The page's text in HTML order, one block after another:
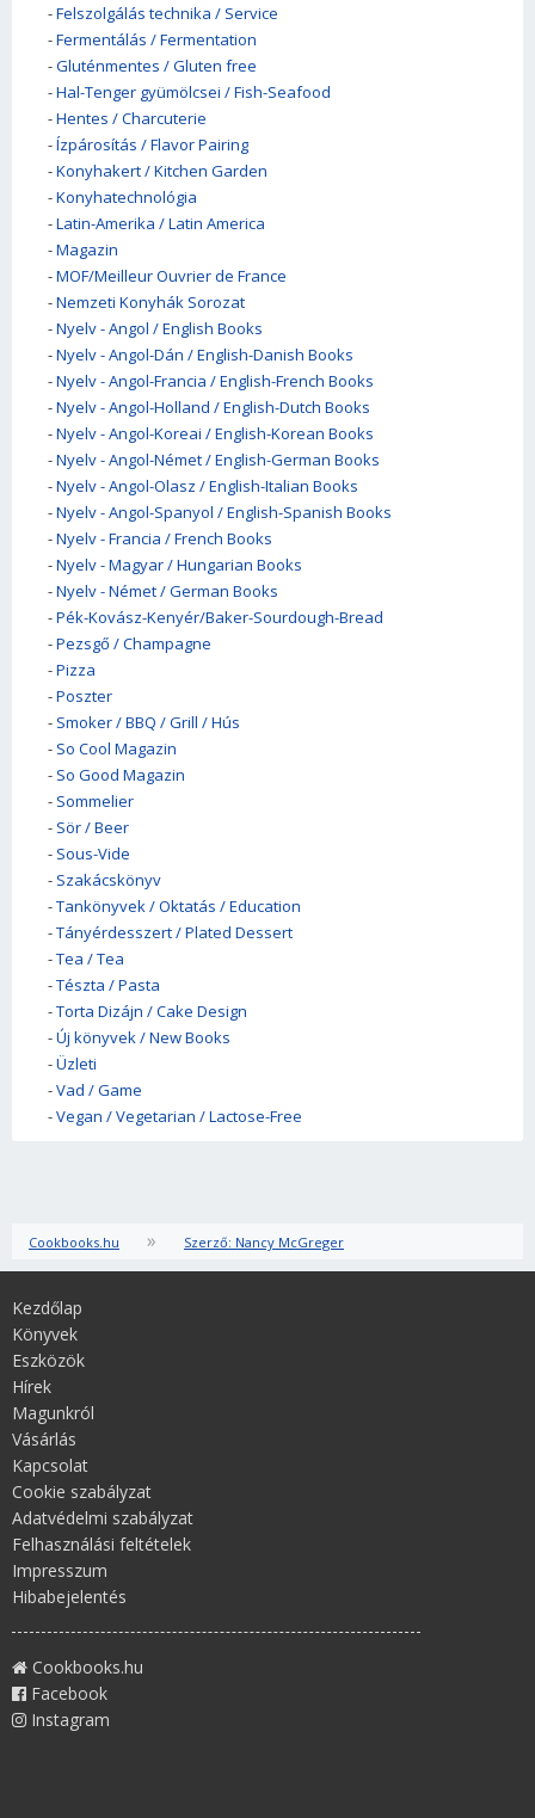
-Felszolgálás technika / Service
-Fermentálás / Fermentation
-Gluténmentes / Gluten free
-Hal-Tenger gyümölcsei / Fish-Seafood
-Hentes / Charcuterie
-Ízpárosítás / Flavor Pairing
-Konyhakert / Kitchen Garden
-Konyhatechnológia
-Latin-Amerika / Latin America
-Magazin
-MOF/Meilleur Ouvrier de France
-Nemzeti Konyhák Sorozat
-Nyelv - Angol / English Books
-Nyelv - Angol-Dán / English-Danish Books
-Nyelv - Angol-Francia / English-French Books
-Nyelv - Angol-Holland / English-Dutch Books
-Nyelv - Angol-Koreai / English-Korean Books
-Nyelv - Angol-Német / English-German Books
-Nyelv - Angol-Olasz / English-Italian Books
-Nyelv - Angol-Spanyol / English-Spanish Books
-Nyelv - Francia / French Books
-Nyelv - Magyar / Hungarian Books
-Nyelv - Német / German Books
-Pék-Kovász-Kenyér/Baker-Sourdough-Bread
-Pezsgő / Champagne
-Pizza
-Poszter
- Smoker / BBQ / Grill / Hús
- So Cool Magazin
- So Good Magazin
- Sommelier
- Sör / Beer
- Sous-Vide
- Szakácskönyv
-Tankönyvek / Oktatás / Education
-Tányérdesszert / Plated Dessert
-Tea / Tea
-Tészta / Pasta
-Torta Dizájn / Cake Design
-Új könyvek / New Books
-Üzleti
-Vad / Game
-Vegan / Vegetarian / Lactose-Free
Cookbooks.hu » Szerző: Nancy McGreger
Kezdőlap
Könyvek
Eszközök
Hírek
Magunkról
Vásárlás
Kapcsolat
Cookie szabályzat
Adatvédelmi szabályzat
Felhasználási feltételek
Impresszum
Hibabejelentés
Cookbooks.hu
Facebook
Instagram